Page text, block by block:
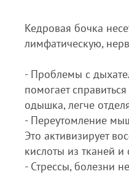
Кедровая бочка
лимфатическую,
- Проблемы с
помогает
одышка, легче
- Переутомление
Это активизирует
кислоты из тканей
- Стрессы, болезни